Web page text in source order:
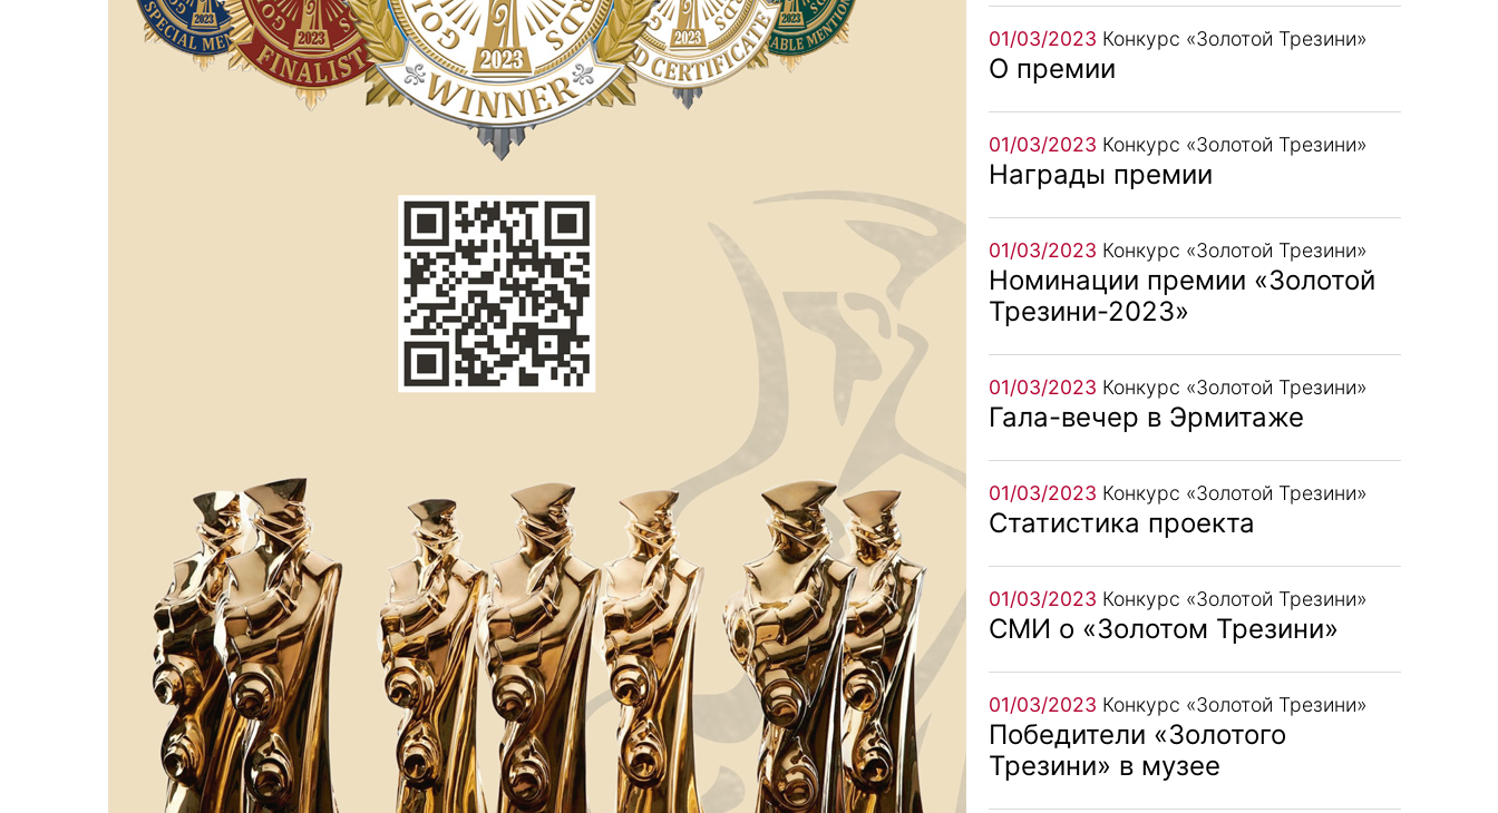
01/03/2023 Конкурс «Золотой Трезини»
О премии
01/03/2023 Конкурс «Золотой Трезини»
Награды премии
01/03/2023 Конкурс «Золотой Трезини»
Номинации премии «Золотой
Трезини-2023»
01/03/2023 Конкурс «Золотой Трезини»
Гала-вечер в Эрмитаже
01/03/2023 Конкурс «Золотой Трезини»
Статистика проекта
01/03/2023 Конкурс «Золотой Трезини»
СМИ о «Золотом Трезини»
01/03/2023 Конкурс «Золотой Трезини»
Победители «Золотого
Трезини» в музее